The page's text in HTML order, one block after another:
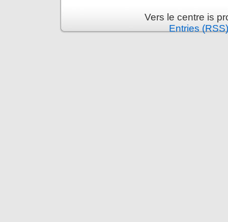
Vers le centre is
Entries (RSS)